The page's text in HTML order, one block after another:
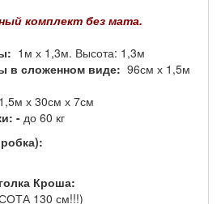
комплект без мата.
1м х 1,3м. Высота: 1,3м
в сложенном виде: 96см х 1,5м
1,5м х 30см х 7см
- до 60 кг
Кроша:
130 см!!!)